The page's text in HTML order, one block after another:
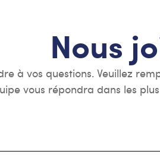
Nous
à vos questions. Veuillez
vous répondra dans les